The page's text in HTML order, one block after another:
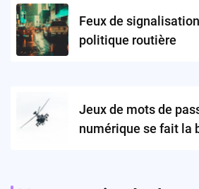
navigationFeux de
politique routière
Jeux de mots de
numérique se fait la